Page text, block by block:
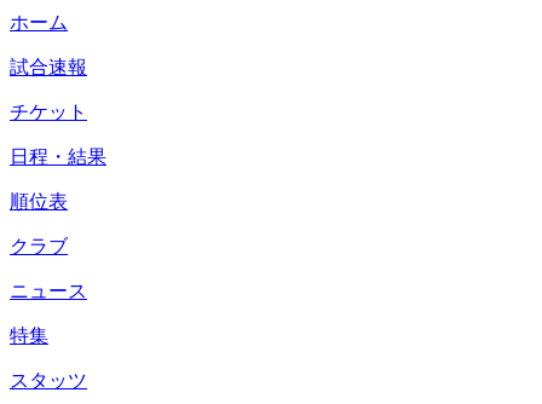
ホーム
試合速報
チケット
日程・結果
順位表
クラブ
ニュース
特集
スタッツ